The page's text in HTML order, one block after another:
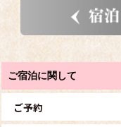
ご宿泊に関して
ご予約